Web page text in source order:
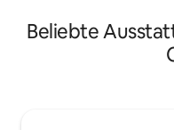
den Begrüßungen der
erfreuen, lass dich vom
kuratierten Design des
Beliebte